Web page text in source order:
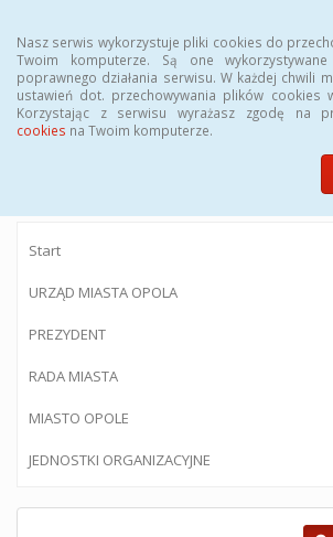
Nasz serwis wykorzystuje pliki cookies do
Twoim komputerze. Są one
poprawnego działania serwisu. W każdej chwili
ustawień dot. przechowywania plików cookies
Korzystając z serwisu wyrażasz zgodę na
cookies na Twoim komputerze.
BIULETYN INFORMACJI
Urzędu Miasta
Start
URZĄD MIASTA OPOLA
PREZYDENT
RADA MIASTA
MIASTO OPOLE
JEDNOSTKI ORGANIZACYJNE